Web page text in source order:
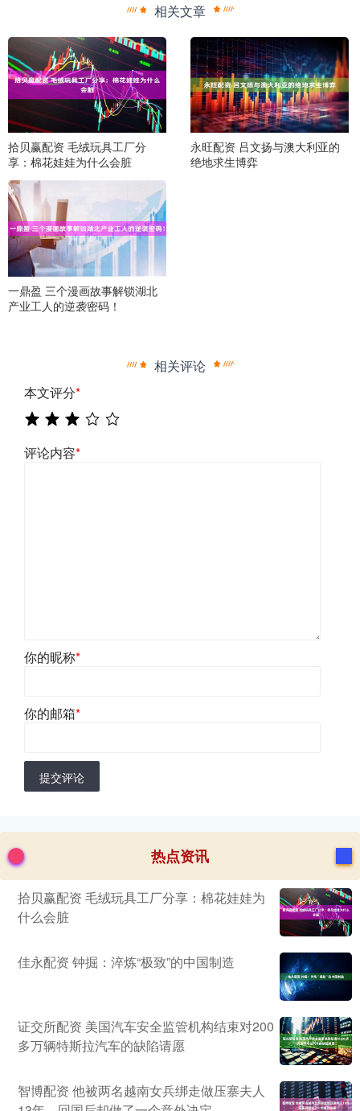
相关文章
拾贝赢配资 毛绒玩具工厂分
享：棉花娃娃为什么会脏
永旺配资 吕文扬与澳大利亚的
绝地求生博弈
一鼎盈 三个漫画故事解锁湖北
产业工人的逆袭密码！
相关评论
本文评分*
评论内容*
你的昵称*
你的邮箱*
提交评论
热点资讯
拾贝赢配资 毛绒玩具工厂分享：棉花娃娃为
什么会脏
佳永配资 钟掘：淬炼“极致”的中国制造
证交所配资 美国汽车安全监管机构结束对200
多万辆特斯拉汽车的缺陷请愿
智博配资 他被两名越南女兵绑走做压寨夫人